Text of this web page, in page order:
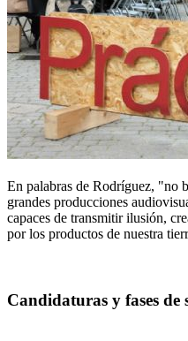
En palabras de Rodríguez, "no
grandes producciones
capaces de transmitir ilusión,
por los productos de nuestra
Candidaturas y fases de